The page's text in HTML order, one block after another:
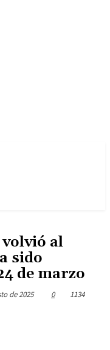
volvió al
sido
de marzo
de 2025 0 1134